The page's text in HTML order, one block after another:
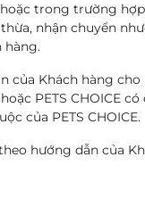
trong trường
nhận chuyển
hàng.
của Khách hàng
PETS CHOICE
của PETS CHOICE.
hướng dẫn của